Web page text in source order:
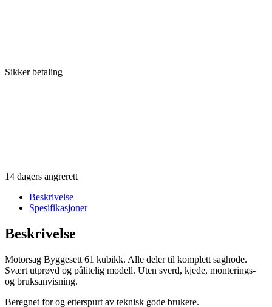
Sikker betaling
14 dagers angrerett
Beskrivelse
Spesifikasjoner
Beskrivelse
Motorsag Byggesett 61 kubikk. Alle deler til komplett saghode.
Svært utprøvd og pålitelig modell. Uten sverd, kjede, monterings-
og bruksanvisning.
Beregnet for og etterspurt av teknisk gode brukere.